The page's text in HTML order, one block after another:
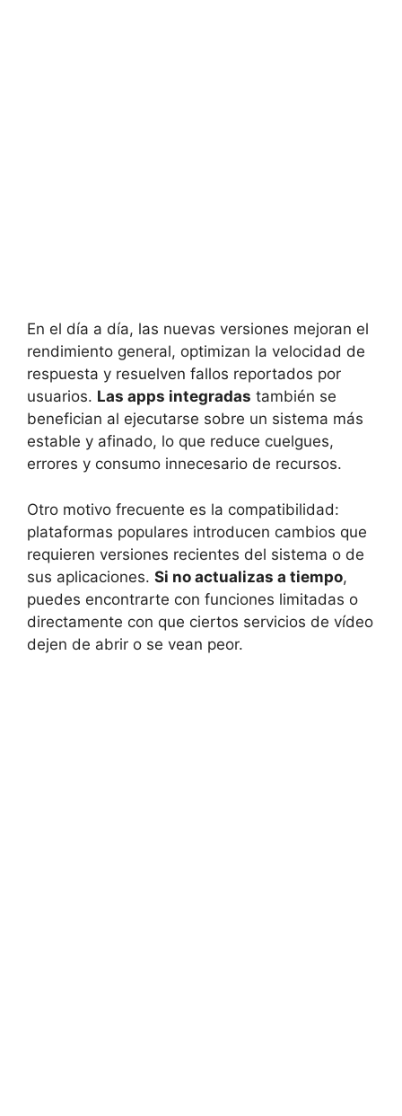
En el día a día, las nuevas versiones mejoran el
rendimiento general, optimizan la velocidad de
respuesta y resuelven fallos reportados por
usuarios. Las apps integradas también se
benefician al ejecutarse sobre un sistema más
estable y afinado, lo que reduce cuelgues,
errores y consumo innecesario de recursos.
Otro motivo frecuente es la compatibilidad:
plataformas populares introducen cambios que
requieren versiones recientes del sistema o de
sus aplicaciones. Si no actualizas a tiempo,
puedes encontrarte con funciones limitadas o
directamente con que ciertos servicios de vídeo
dejen de abrir o se vean peor.